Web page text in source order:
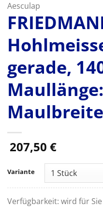
Aesculap
gerade,
207,50 €
Variante
Verfügbarkeit: wird für